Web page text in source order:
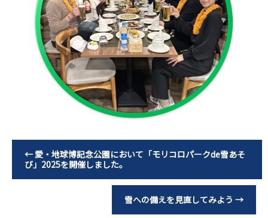
←愛・地球博記念公園において「モリコロパークde雪あそ
び」2025を開催しました。
雪への備えを見直してみよう →